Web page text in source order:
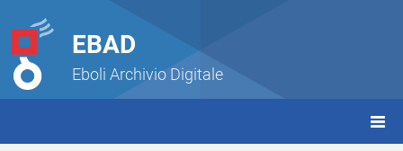
EBAD
Eboli Archivio Digitale